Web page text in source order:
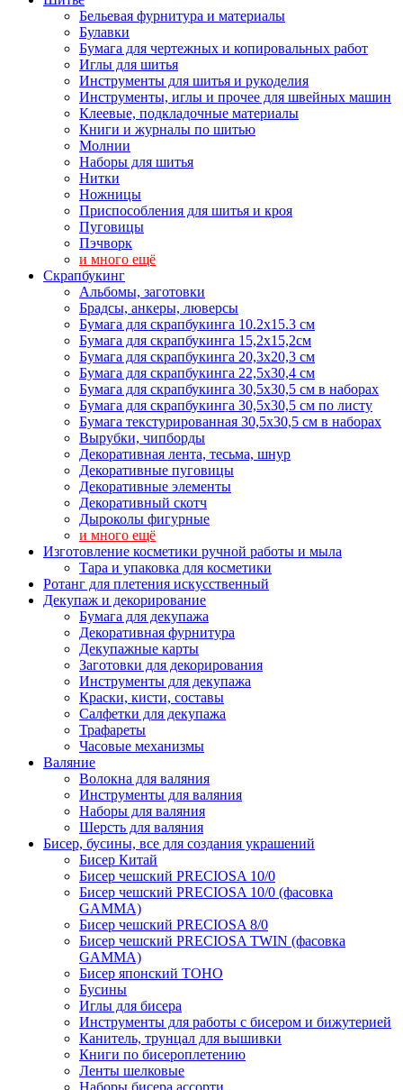
Бельевая фурнитура и материалы
Булавки
Бумага для чертежных и копировальных работ
Иглы для шитья
Инструменты для шитья и рукоделия
Инструменты, иглы и прочее для швейных машин
Клеевые, подкладочные материалы
Книги и журналы по шитью
Молнии
Наборы для шитья
Нитки
Ножницы
Приспособления для шитья и кроя
Пуговицы
Пэчворк
и много ещё
Скрапбукинг
Альбомы, заготовки
Брадсы, анкеры, люверсы
Бумага для скрапбукинга 10.2х15.3 см
Бумага для скрапбукинга 15,2х15,2см
Бумага для скрапбукинга 20,3х20,3 см
Бумага для скрапбукинга 22,5х30,4 см
Бумага для скрапбукинга 30,5х30,5 см в наборах
Бумага для скрапбукинга 30,5х30,5 см по листу
Бумага текстурированная 30,5х30,5 см в наборах
Вырубки, чипборды
Декоративная лента, тесьма, шнур
Декоративные пуговицы
Декоративные элементы
Декоративный скотч
Дыроколы фигурные
и много ещё
Изготовление косметики ручной работы и мыла
Тара и упаковка для косметики
Ротанг для плетения искусственный
Декупаж и декорирование
Бумага для декупажа
Декоративная фурнитура
Декупажные карты
Заготовки для декорирования
Инструменты для декупажа
Краски, кисти, составы
Салфетки для декупажа
Трафареты
Часовые механизмы
Валяние
Волокна для валяния
Инструменты для валяния
Наборы для валяния
Шерсть для валяния
Бисер, бусины, все для создания украшений
Бисер Китай
Бисер чешский PRECIOSA 10/0
Бисер чешский PRECIOSA 10/0 (фасовка
GAMMA)
Бисер чешский PRECIOSA 8/0
Бисер чешский PRECIOSA TWIN (фасовка
GAMMA)
Бисер японский TOHO
Бусины
Иглы для бисера
Инструменты для работы с бисером и бижутерией
Канитель, трунцал для вышивки
Книги по бисероплетению
Ленты шелковые
Наборы бисера ассорти